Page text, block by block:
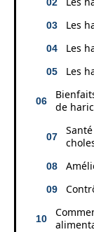
Les
Les
Les
de